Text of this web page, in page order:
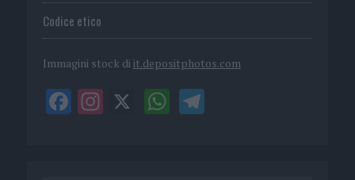
Codice etico
Immagini stock di it.depositphotos.com